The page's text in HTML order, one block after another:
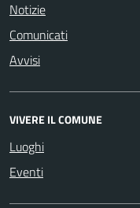
Notizie
Comunicati
Avvisi
VIVERE IL COMUNE
Luoghi
Eventi